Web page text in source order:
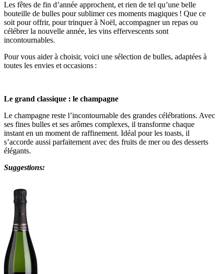
Les fêtes de fin d’année approchent, et rien de tel qu’une belle
bouteille de bulles pour sublimer ces moments magiques ! Que ce
soit pour offrir, pour trinquer à Noël, accompagner un repas ou
célébrer la nouvelle année, les vins effervescents sont
incontournables.
Pour vous aider à choisir, voici une sélection de bulles, adaptées à
toutes les envies et occasions :
Le grand classique : le champagne
Le champagne reste l’incontournable des grandes célébrations. Avec
ses fines bulles et ses arômes complexes, il transforme chaque
instant en un moment de raffinement. Idéal pour les toasts, il
s’accorde aussi parfaitement avec des fruits de mer ou des desserts
élégants.
Suggestions: